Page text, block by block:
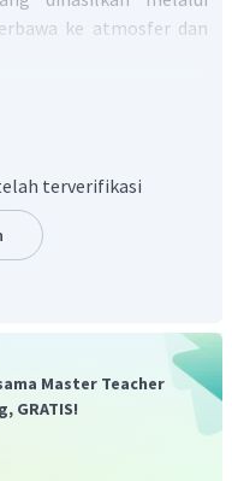
ke atmosfer dan
suhu bumi
akibat gas-gas di
dampaknya adalah
terverifikasi
Master Teacher
GRATIS!